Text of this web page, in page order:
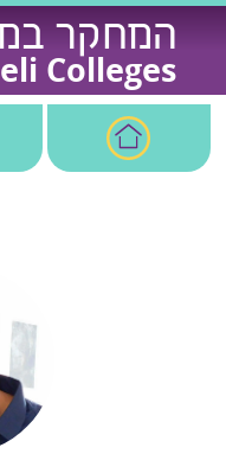
Skip
content
המחקר
Colleges